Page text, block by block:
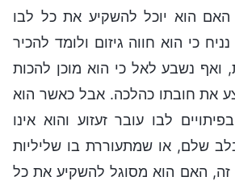
האם הוא יוכל להשקיע את כל לבו
כי הוא חווה גיזום ולומד להכיר
ואף נשבע לאל כי הוא מוכן להכות
את חובתו כהלכה. אבל כאשר הוא
לבו עובר זעזוע והוא אינו
שלם, או שמתעוררת בו שליליות
זה, האם הוא מסוגל להשקיע את כל